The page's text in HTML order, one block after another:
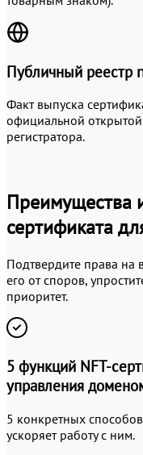
Публичный реестр
Факт выпуска
официальной
регистратора.
Преимущества
сертификата
Подтвердите права
его от споров,
приоритет.
5 функций NFT-
управления
5 конкретных
ускоряет работу с ним.